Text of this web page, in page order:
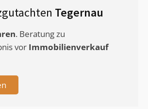
Tegernau
. Beratung zu
vor Immobilienverkauf